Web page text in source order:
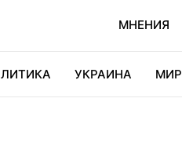
МНЕНИЯ
УКРАИНА МИР